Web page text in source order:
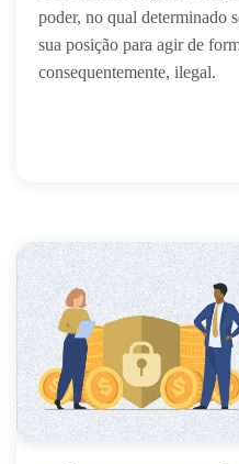
poder, no qual determinado
sua posição para agir de
consequentemente, ilegal.